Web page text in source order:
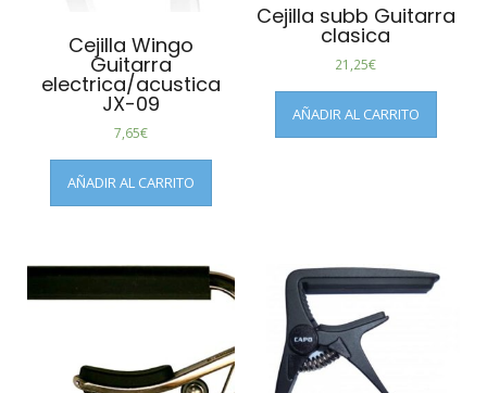
Cejilla Wingo
Guitarra
electrica/acustica
JX-09
7,65€
AÑADIR AL CARRITO
Cejilla subb Guitarra
clasica
21,25€
AÑADIR AL CARRITO